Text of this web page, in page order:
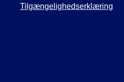
Tilgængelighedserklæring